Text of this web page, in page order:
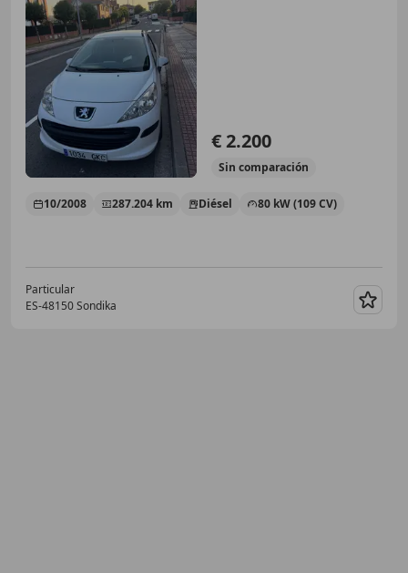
€ 2.200
Sin comparación
10/2008 287.204 km Diésel 80 kW (109 CV)
Particular
ES-48150 Sondika